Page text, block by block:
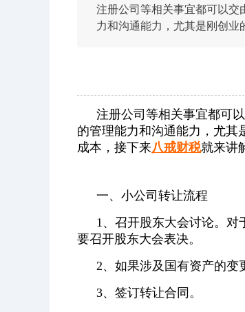
注册公司等相关事宜都可以
力和沟通能力，尤其是刚创
注册公司等相关事宜都可
的管理能力和沟通能力，尤其
成本，接下来八戒财税就来讲
一、小公司转让流程
1、召开股东大会讨论。
要召开股东大会表决。
2、如果涉及国有资产的变
3、签订转让合同。